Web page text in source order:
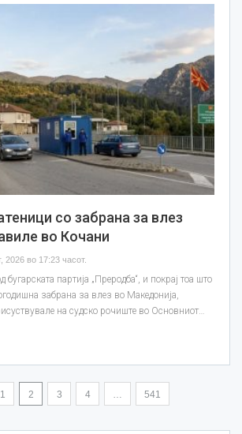
со забрана за влез
во Кочани
2026 во 17:23 часот.
бугарската партија „Преродба“, и покрај тоа што
забрана за влез во Македонија,
на судско рочиште во Основниот…
1 2 3 4 541